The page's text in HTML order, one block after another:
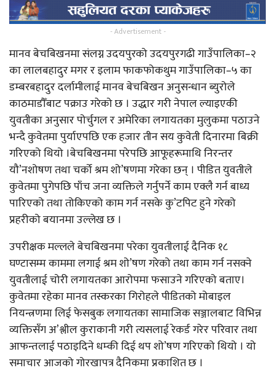
- Advertisement -
मानव बेचबिखनमा संलग्न उदयपुरको उदयपुरगढी गाउँपालिका–२
का लालबहादुर मगर र इलाम फाकफोकथुम गाउँपालिका–५ का
डम्बरबहादुर दर्लामीलाई मानव बेचबिखन अनुसन्धान ब्युरोले
काठमाडौँबाट पक्राउ गरेको छ । उद्धार गरी नेपाल ल्याइएकी
युवतीका अनुसार पोर्चुगल र अमेरिका लगायतका मुलुकमा पठाउने
भन्दै कुवेतमा पुर्याएपछि एक हजार तीन सय कुवेती दिनारमा बिक्री
गरिएको थियो ।बेचबिखनमा परेपछि आफूहरूमाथि निरन्तर
यौ’नशोषण तथा चर्को श्रम शो’षणमा गरेका छन् । पीडित युवतीले
कुवेतमा पुगेपछि पाँच जना व्यक्तिले गर्नुपर्ने काम एक्लै गर्न बाध्य
पारिएको तथा तोकिएको काम गर्न नसके कु’टपिट हुने गरेको
प्रहरीको बयानमा उल्लेख छ ।
उपरीक्षक मल्लले बेचबिखनमा परेका युवतीलाई दैनिक १८
घण्टासम्म काममा लगाई श्रम शो’षण गरेको तथा काम गर्न नसक्ने
युवतीलाई चोरी लगायतका आरोपमा फसाउने गरिएको बताए।
कुवेतमा रहेका मानव तस्करका गिरोहले पीडितको मोबाइल
नियन्त्रणमा लिई फेसबुक लगायतका सामाजिक सञ्जालबाट विभिन्न
व्यक्तिसँग अ’श्लील कुराकानी गरी त्यसलाई रेकर्ड गरेर परिवार तथा
आफन्तलाई पठाइदिने धम्की दिई थप शो’षण गरिएको थियो । यो
समाचार आजको गोरखापत्र दैनिकमा प्रकाशित छ ।